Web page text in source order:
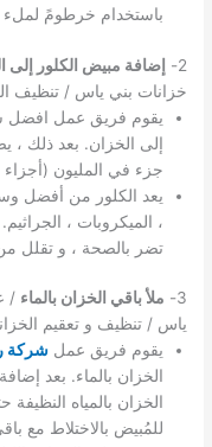
باستخدام خرطومً لملء
2- إضافة مبيض الكلور إلى
خزانات بني ياس / تنظيف
يقوم فريق عمل افضل
جزء في المليون (أجزاء
يعد الكلور من أفضل
، الميكروبات ،
تضر بالصحة ، و تقلل
3- ملأ باقي الخزان بالماء /
ياس / تنظيف و تعقيم
يقوم فريق عملشركة
الخزان بالماء. بعد
الخزان بالمياه
للمُبيض بالاختلاط مع